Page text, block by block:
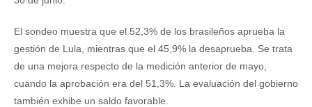
El sondeo muestra que el 52,3% de los brasileños aprueba la
gestión de Lula, mientras que el 45,9% la desaprueba. Se trata
de una mejora respecto de la medición anterior de mayo,
cuando la aprobación era del 51,3%. La evaluación del gobierno
también exhibe un saldo favorable.